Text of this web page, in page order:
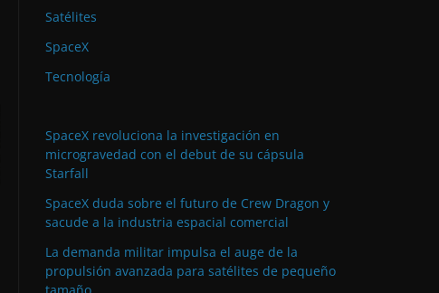
Satélites
SpaceX
Tecnología
SpaceX revoluciona la investigación en
microgravedad con el debut de su cápsula
Starfall
SpaceX duda sobre el futuro de Crew Dragon y
sacude a la industria espacial comercial
La demanda militar impulsa el auge de la
propulsión avanzada para satélites de pequeño